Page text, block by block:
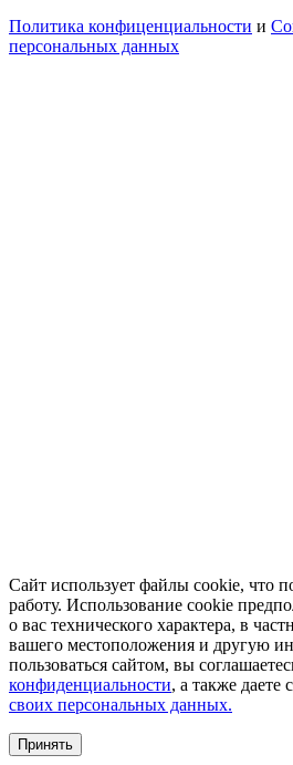
Политика конфиценциальности и
персональных данных
Сайт использует файлы cookie, что
работу. Использование cookie
о вас технического характера, в
вашего местоположения и другую
пользоваться сайтом, вы
конфиденциальности, а также даете
своих персональных данных.
Принять